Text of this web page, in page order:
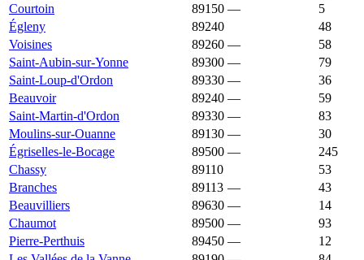
Courtoin
89150 —
5
Égleny
89240
48
Voisines
89260 —
58
Saint-Aubin-sur-Yonne
89300 —
79
Saint-Loup-d'Ordon
89330 —
36
Beauvoir
89240 —
59
Saint-Martin-d'Ordon
89330 —
83
Moulins-sur-Ouanne
89130 —
30
Égriselles-le-Bocage
89500 —
245
Chassy
89110
53
Branches
89113 —
43
Beauvilliers
89630 —
14
Chaumot
89500 —
93
Pierre-Perthuis
89450 —
12